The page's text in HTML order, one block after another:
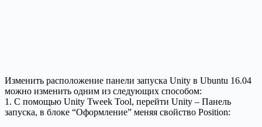
Изменить расположение панели запуска Unity в Ubuntu 16.04
можно изменить одним из следующих способом:
1. С помощью Unity Tweek Tool, перейти Unity – Панель
запуска, в блоке “Оформление” меняя свойство Position: